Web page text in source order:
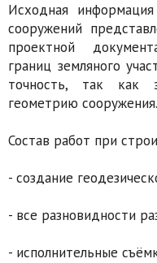
Исходная
сооружений
проектной
границ земляного
точность, так как
геометрию сооружения.
Состав работ при
- создание
- все разновидности
- исполнительные